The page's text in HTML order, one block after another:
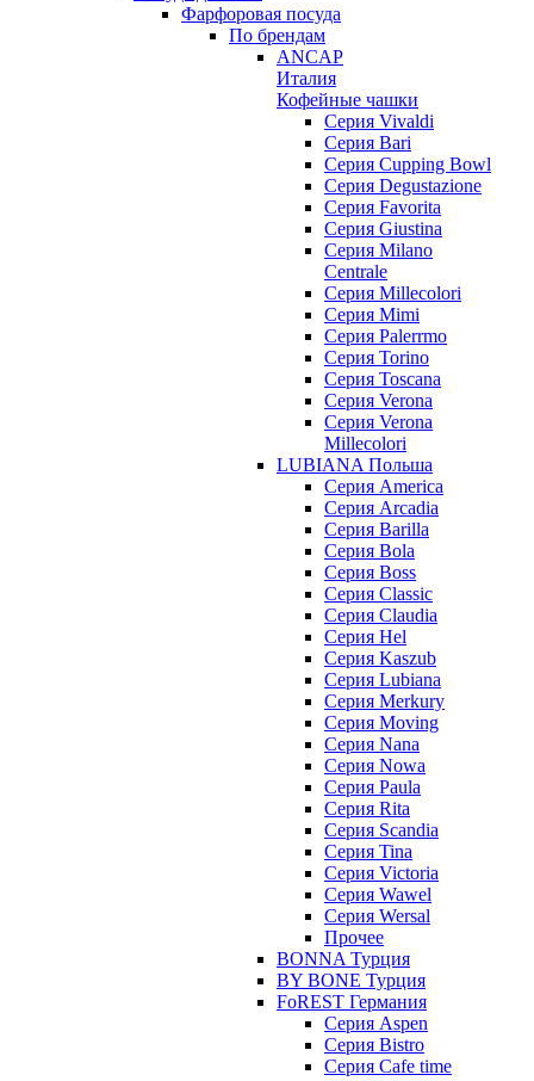
Фарфоровая посуда
По брендам
ANCAP
Италия
Кофейные чашки
Cерия Vivaldi
Серия Bari
Серия Cupping Bowl
Серия Degustazione
Серия Favorita
Серия Giustina
Серия Milano
Centrale
Серия Millecolori
Серия Mimi
Серия Palerrmo
Серия Torino
Серия Toscana
Серия Verona
Серия Verona
Millecolori
LUBIANA Польша
Серия America
Серия Arcadia
Серия Barilla
Серия Bola
Серия Boss
Серия Classic
Серия Claudia
Серия Hel
Серия Kaszub
Серия Lubiana
Серия Merkury
Серия Moving
Серия Nana
Серия Nowa
Серия Paula
Серия Rita
Серия Scandia
Серия Tina
Серия Victoria
Серия Wawel
Серия Wersal
Прочее
BONNA Турция
BY BONE Турция
FoREST Германия
Серия Aspen
Серия Bistro
Серия Cafe time